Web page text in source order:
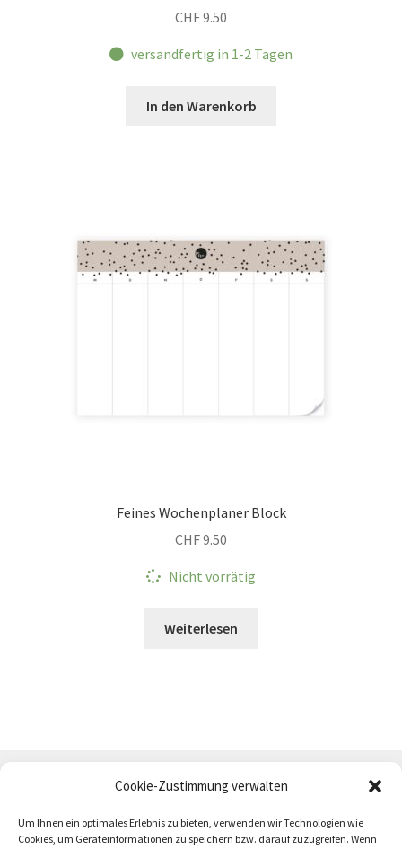
Cookie-Zustimmung verwalten
Um Ihnen ein optimales Erlebnis zu bieten, verwenden wir Technologien wie
Cookies, um Geräteinformationen zu speichern bzw. darauf zuzugreifen. Wenn
CHF9.50
versandfertig in 1-2 Tagen
In den Warenkorb
Feines Wochenplaner Block
CHF9.50
Nicht vorrätig
Weiterlesen